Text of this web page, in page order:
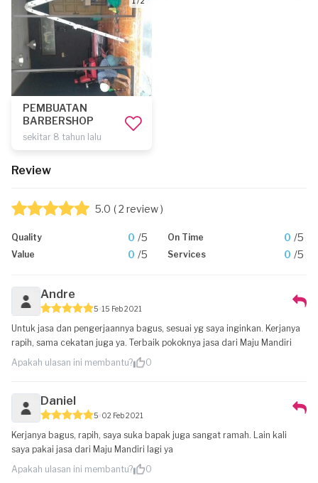
PEMBUATAN
BARBERSHOP
sekitar 8 tahun lalu
Review
5.0 ( 2 review )
Quality 0 /5 On Time 0 /5
Value 0 /5 Services 0 /5
Andre
5 15 Feb 2021
Untuk jasa dan pengerjaannya bagus, sesuai yg saya inginkan. Kerjanya
rapih, sama cekatan juga ya. Terbaik pokoknya jasa dari Maju Mandiri
Apakah ulasan ini membantu?
0
Daniel
5 02 Feb 2021
Kerjanya bagus, rapih, saya suka bapak juga sangat ramah. Lain kali
saya pakai jasa dari Maju Mandiri lagi ya
Apakah ulasan ini membantu?
0